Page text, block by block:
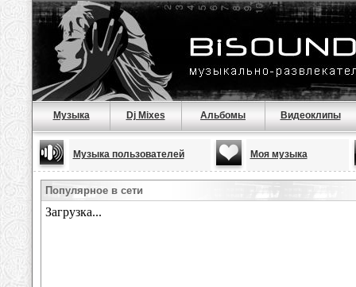
Музыка Dj Mixes Альбомы Видеоклипы
Музыка пользователей Моя музыка
Популярное в сети